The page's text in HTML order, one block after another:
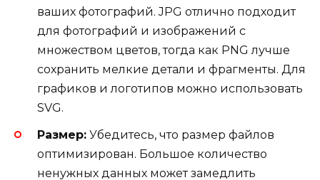
ваших фотографий. JPG отлично подходит
для фотографий и изображений с
множеством цветов, тогда как PNG лучше
сохранить мелкие детали и фрагменты. Для
графиков и логотипов можно использовать
SVG.
Размер: Убедитесь, что размер файлов
оптимизирован. Большое количество
ненужных данных может замедлить